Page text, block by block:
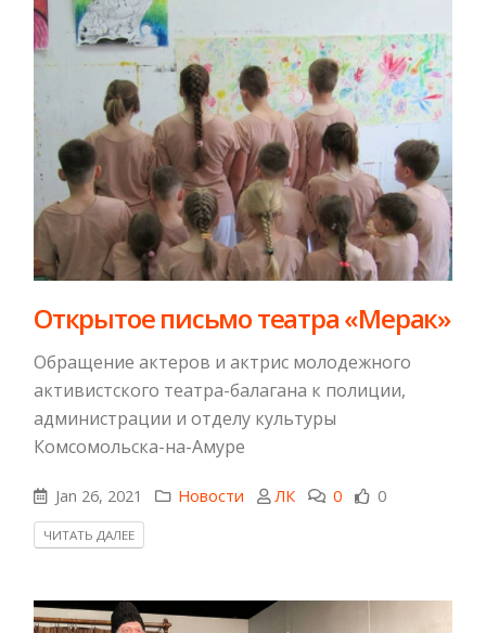
​Открытое письмо театра «Мерак»
​Обращение актеров и актрис молодежного
активистского театра-балагана к полиции,
администрации и отделу культуры
Комсомольска-на-Амуре
Jan 26, 2021 Новости ЛК 0 0
ЧИТАТЬ ДАЛЕЕ